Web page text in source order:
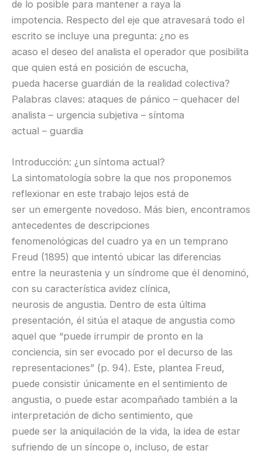
de lo posible para mantener a raya la
impotencia. Respecto del eje que atravesará todo el
escrito se incluye una pregunta: ¿no es
acaso el deseo del analista el operador que posibilita
que quien está en posición de escucha,
pueda hacerse guardián de la realidad colectiva?
Palabras claves: ataques de pánico – quehacer del
analista – urgencia subjetiva – síntoma
actual – guardia
Introducción: ¿un síntoma actual?
La sintomatología sobre la que nos proponemos
reflexionar en este trabajo lejos está de
ser un emergente novedoso. Más bien, encontramos
antecedentes de descripciones
fenomenológicas del cuadro ya en un temprano
Freud (1895) que intentó ubicar las diferencias
entre la neurastenia y un síndrome que él denominó,
con su característica avidez clínica,
neurosis de angustia. Dentro de esta última
presentación, él sitúa el ataque de angustia como
aquel que “puede irrumpir de pronto en la
conciencia, sin ser evocado por el decurso de las
representaciones” (p. 94). Este, plantea Freud,
puede consistir únicamente en el sentimiento de
angustia, o puede estar acompañado también a la
interpretación de dicho sentimiento, que
puede ser la aniquilación de la vida, la idea de estar
sufriendo de un síncope o, incluso, de estar